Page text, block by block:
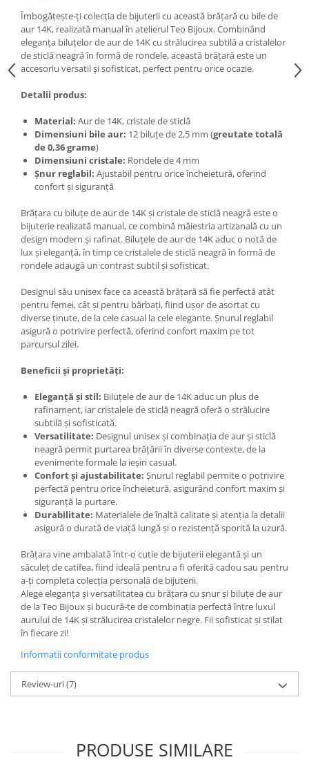
Îmbogățește-ți colecția de bijuterii cu această brățară cu bile de
aur 14K, realizată manual în atelierul Teo Bijoux. Combinând
eleganța biluțelor de aur de 14K cu strălucirea subtilă a cristalelor
de sticlă neagră în formă de rondele, această brățară este un
accesoriu versatil și sofisticat, perfect pentru orice ocazie.
Detalii produs:
Material: Aur de 14K, cristale de sticlă
Dimensiuni bile aur: 12 biluțe de 2,5 mm (greutate totală
de 0,36 grame)
Dimensiuni cristale: Rondele de 4 mm
Șnur reglabil: Ajustabil pentru orice încheietură, oferind
confort și siguranță
Brățara cu biluțe de aur de 14K și cristale de sticlă neagră este o
bijuterie realizată manual, ce combină măiestria artizanală cu un
design modern și rafinat. Biluțele de aur de 14K aduc o notă de
lux și eleganță, în timp ce cristalele de sticlă neagră în formă de
rondele adaugă un contrast subtil și sofisticat.
Designul său unisex face ca această brățară să fie perfectă atât
pentru femei, cât și pentru bărbați, fiind ușor de asortat cu
diverse ținute, de la cele casual la cele elegante. Șnurul reglabil
asigură o potrivire perfectă, oferind confort maxim pe tot
parcursul zilei.
Beneficii și proprietăți:
Eleganță și stil: Biluțele de aur de 14K aduc un plus de
rafinament, iar cristalele de sticlă neagră oferă o strălucire
subtilă și sofisticată.
Versatilitate: Designul unisex și combinația de aur și sticlă
neagră permit purtarea brățării în diverse contexte, de la
evenimente formale la ieșiri casual.
Confort și ajustabilitate: Șnurul reglabil permite o potrivire
perfectă pentru orice încheietură, asigurând confort maxim și
siguranță la purtare.
Durabilitate: Materialele de înaltă calitate și atenția la detalii
asigură o durată de viață lungă și o rezistență sporită la uzură.
Brățara vine ambalată într-o cutie de bijuterii elegantă și un
săculeț de catifea, fiind ideală pentru a fi oferită cadou sau pentru
a-ți completa colecția personală de bijuterii.
Alege eleganța și versatilitatea cu brățara cu șnur și biluțe de aur
de la Teo Bijoux și bucură-te de combinația perfectă între luxul
aurului de 14K și strălucirea cristalelor negre. Fii sofisticat și stilat
în fiecare zi!
Informatii conformitate produs
Review-uri(7)
PRODUSE SIMILARE